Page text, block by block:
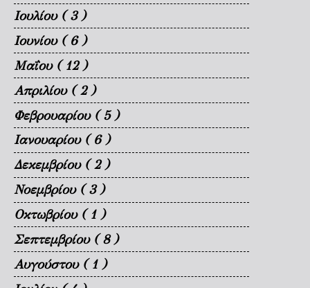
Ιουλίου ( 3 )
Ιουνίου ( 6 )
Μαΐου ( 12 )
Απριλίου ( 2 )
Φεβρουαρίου ( 5 )
Ιανουαρίου ( 6 )
Δεκεμβρίου ( 2 )
Νοεμβρίου ( 3 )
Οκτωβρίου ( 1 )
Σεπτεμβρίου ( 8 )
Αυγούστου ( 1 )